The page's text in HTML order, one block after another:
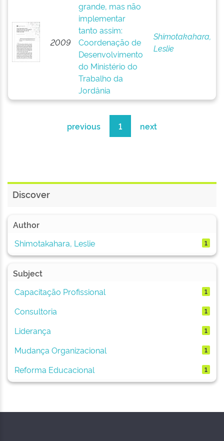
2009
grande, mas não
implementar
tanto assim:
Coordenação de
Desenvolvimento
do Ministério do
Trabalho da
Jordânia
Shimotakahara,
Leslie
previous 1 next
Discover
Author
Shimotakahara, Leslie
1
Subject
Capacitação Profissional
1
Consultoria 1
Liderança 1
Mudança Organizacional 1
Reforma Educacional 1